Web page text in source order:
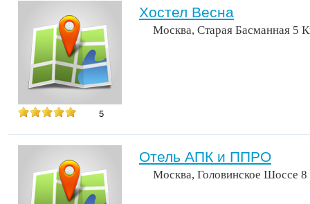
5
Хостел Весна
Москва, Старая Басманная 5
Отель АПК и ППРО
Москва, Головинское Шоссе